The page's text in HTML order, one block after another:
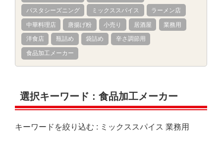
パスタシーズニング ミックススパイス ラーメン店
中華料理店 唐揚げ粉 小売り 居酒屋 業務用
洋食店 瓶詰め 袋詰め 辛さ調節用
食品加工メーカー
選択キーワード : 食品加工メーカー
キーワードを絞り込む : ミックススパイス 業務用